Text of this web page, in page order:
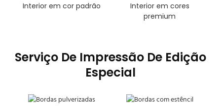
Interior em cor padrão
Interior em cores
premium
Serviço De Impressão De Edição
Especial